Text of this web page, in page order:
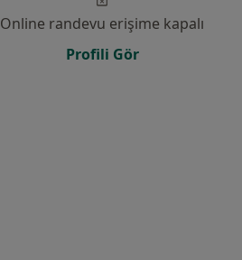
Online randevu erişime kapalı
Profili Gör